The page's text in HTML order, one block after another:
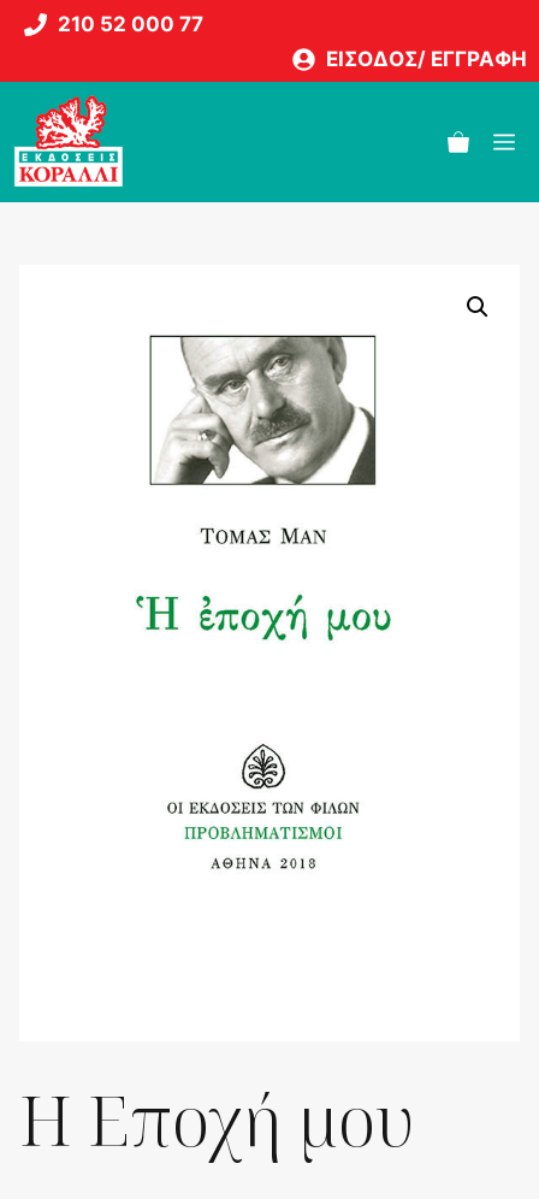
Μετάβαση
περιεχόμενο
210 52 000 77
ΕΙΣΟΔΟΣ/ ΕΓΓΡΑΦΗ
Η Εποχή μου